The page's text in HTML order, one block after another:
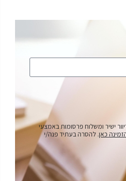
ישיר ומשלוח פרסומות באמצעי
כאן. להסרה בעתיד פנה/י